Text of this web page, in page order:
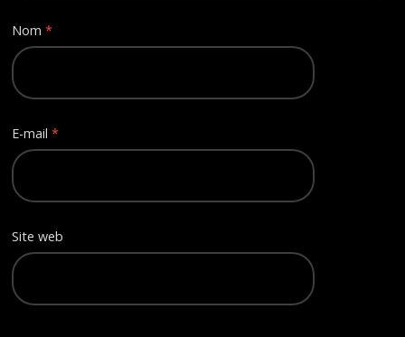
Nom*
E-mail*
Site web